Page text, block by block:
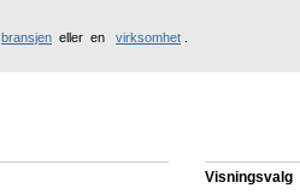
bransjen eller en virksomhet
Visningsvalg